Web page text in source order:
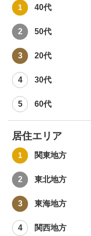
40代
50代
20代
30代
60代
居住エリア
関東地方
東北地方
東海地方
関西地方